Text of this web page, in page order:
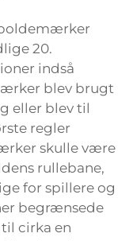
20.
indså
blev brugt
eller blev til
regler
skulle være
rullebane,
for spillere og
begrænsede
cirka en